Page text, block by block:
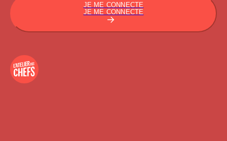
JE ME CONNECTE
JE ME CONNECTE